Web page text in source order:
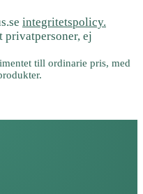
integritetspolicy.
privatpersoner, ej
till ordinarie pris, med